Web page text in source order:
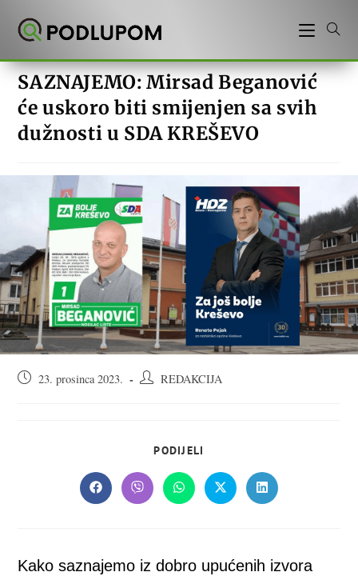
SAZNAJEMO: Mirsad Beganović
će uskoro biti smijenjen sa svih
dužnosti u SDA KREŠEVO
Objava23. prosinca 2023.
AutorREDAKCIJA
PODIJELI
CONTENT
Opens
in
Opens
in
Opens
in
Opens
in
Opens
in
Kako saznajemo iz dobro upućenih izvora